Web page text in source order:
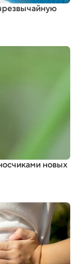
новых